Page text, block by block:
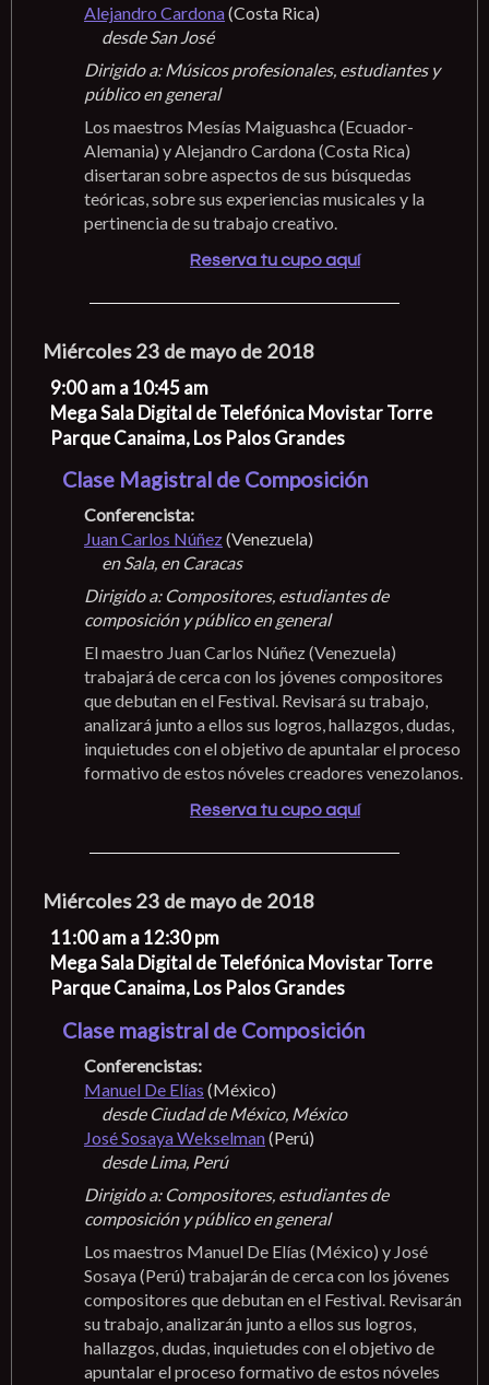
Alejandro Cardona(Costa Rica)
desde San José
Dirigido a: Músicos profesionales, estudiantes y
público en general
Los maestros Mesías Maiguashca (Ecuador-
Alemania) y Alejandro Cardona (Costa Rica)
disertaran sobre aspectos de sus búsquedas
teóricas, sobre sus experiencias musicales y la
pertinencia de su trabajo creativo.
Reserva tu cupo aquí
Miércoles 23 de mayo de 2018
9:00 am a 10:45 am
Mega Sala Digital de Telefónica Movistar Torre
Parque Canaima, Los Palos Grandes
Clase Magistral de Composición
Conferencista:
Juan Carlos Núñez(Venezuela)
en Sala, en Caracas
Dirigido a: Compositores, estudiantes de
composición y público en general
El maestro Juan Carlos Núñez (Venezuela)
trabajará de cerca con los jóvenes compositores
que debutan en el Festival. Revisará su trabajo,
analizará junto a ellos sus logros, hallazgos, dudas,
inquietudes con el objetivo de apuntalar el proceso
formativo de estos nóveles creadores venezolanos.
Reserva tu cupo aquí
Miércoles 23 de mayo de 2018
11:00 am a 12:30 pm
Mega Sala Digital de Telefónica Movistar Torre
Parque Canaima, Los Palos Grandes
Clase magistral de Composición
Conferencistas:
Manuel De Elías (México)
desde Ciudad de México, México
José Sosaya Wekselman(Perú)
desde Lima, Perú
Dirigido a: Compositores, estudiantes de
composición y público en general
Los maestros Manuel De Elías (México) y José
Sosaya (Perú) trabajarán de cerca con los jóvenes
compositores que debutan en el Festival. Revisarán
su trabajo, analizarán junto a ellos sus logros,
hallazgos, dudas, inquietudes con el objetivo de
apuntalar el proceso formativo de estos nóveles